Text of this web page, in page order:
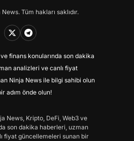
Tüm hakları saklıdır.
finans konularında son dakika
analizleri ve canlı fiyat
Ninja News ile bilgi sahibi olun
adım önde olun!
News, Kripto, DeFi, Web3 ve
son dakika haberleri, uzman
fiyat güncellemeleri sunan bir